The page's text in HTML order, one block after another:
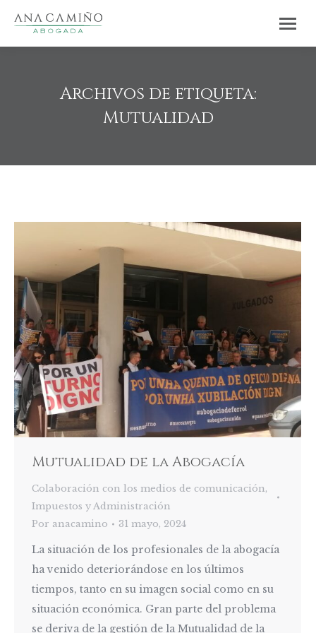
Archivos de etiqueta:
Mutualidad
Mutualidad de la Abogacía
Colaboración con los medios de comunicación,
Impuestos y Administración
Por anacamino 31 mayo, 2024
La situación de los profesionales de la abogacía
ha venido deteriorándose en los últimos
tiempos, tanto en su imagen social como en su
situación económica. Gran parte del problema
se deriva de la gestión de la Mutualidad de la